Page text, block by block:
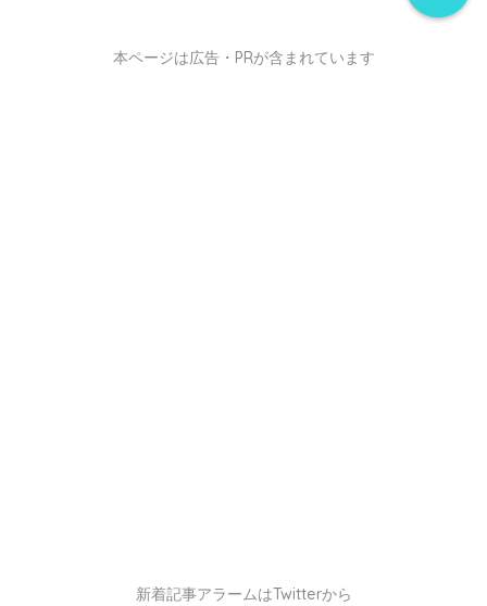
本ページは広告・PRが含まれています
新着記事アラームはTwitterから